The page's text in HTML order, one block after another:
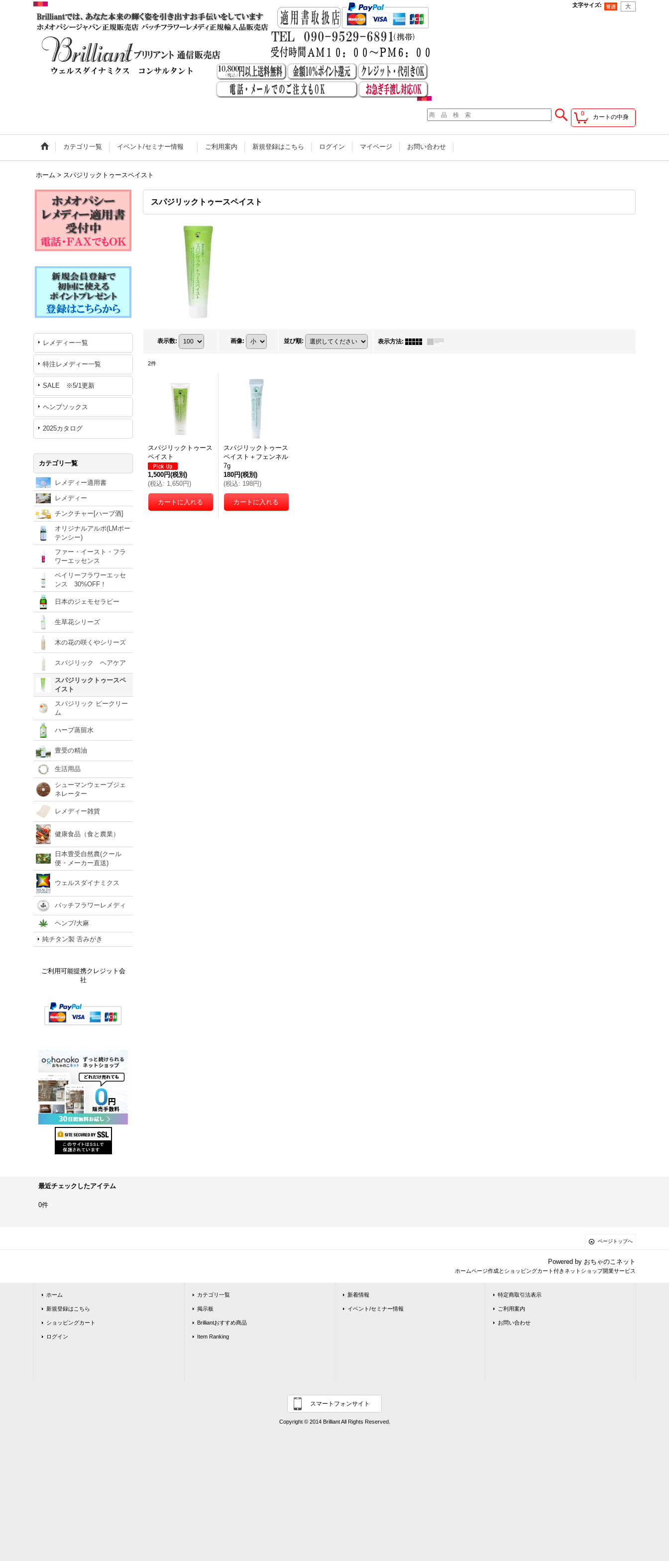
文字サイズ:
0 カートの中身
カテゴリ一覧 イベント/セミナー情報 ご利用案内 新規登録はこちら ログイン マイページ お問い合わせ
ホーム > スパジリックトゥースペイスト
レメディー一覧
特注レメディー一覧
SALE ※5/1更新
ヘンプソックス
2025カタログ
カテゴリ一覧
レメディー適用書
レメディー
チンクチャー[ハーブ酒]
オリジナルアルポ(LMポー
テンシー)
ファー・イースト・フラ
ワーエッセンス
ベイリーフラワーエッセ
ンス 30%OFF！
日本のジェモセラピー
生草花シリーズ
木の花の咲くやシリーズ
スパジリック ヘアケア
スパジリックトゥースペ
イスト
スパジリック ビークリー
ム
ハーブ蒸留水
豊受の精油
生活用品
シューマンウェーブジェ
ネレーター
レメディー雑貨
健康食品（食と農業）
日本豊受自然農(クール
便・メーカー直送)
ウェルスダイナミクス
バッチフラワーレメディ
ヘンプ/大麻
純チタン製 舌みがき
ご利用可能提携クレジット会
社
スパジリックトゥースペイスト
表示数: 画像: 並び順: 表示方法:
2件
スパジリックトゥース
ペイスト
1,500円(税別)
(税込: 1,650円)
スパジリックトゥース
ペイスト＋フェンネル
7g
180円(税別)
(税込: 198円)
最近チェックしたアイテム
0件
ページトップへ
Powered by おちゃのこネット
ホームページ作成とショッピングカート付きネットショップ開業サービス
ホーム
新規登録はこちら
ショッピングカート
ログイン
カテゴリ一覧
掲示板
Brilliantおすすめ商品
Item Ranking
新着情報
イベント/セミナー情報
特定商取引法表示
ご利用案内
お問い合わせ
スマートフォンサイト
Copyright © 2014 Brilliant All Rights Reserved.